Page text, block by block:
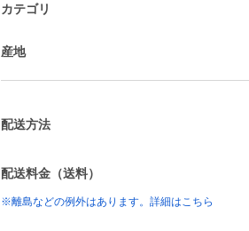
カテゴリ
産地
配送方法
配送料金（送料）
※離島などの例外はあります。詳細はこちら